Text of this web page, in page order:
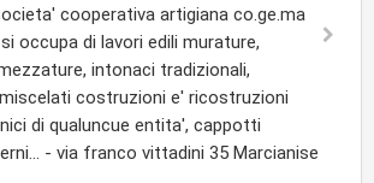
cooperativa artigiana co.ge.ma
occupa di lavori edili murature,
intonaci tradizionali,
costruzioni e' ricostruzioni
di qualuncue entita', cappotti
- via franco vittadini 35 Marcianise